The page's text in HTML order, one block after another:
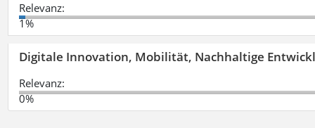
Relevanz:
1%
Digitale Innovation, Mobilität, Nachhaltige
Relevanz:
0%